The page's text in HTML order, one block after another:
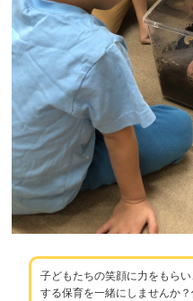
子どもたちの笑顔に力をもら
する保育を一緒にしませんか